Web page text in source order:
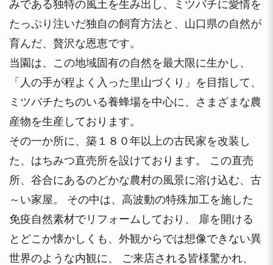
みである独特の風土を生み出し、ミツバチに愛情を
たっぷり注いだ独自の飼育方法と、山口県の自然が
育んだ、贅沢な恩恵です。
当園は、この地域固有の自然を最大限に生かし、
「人の手が程よく入った里山づくり」を目指して、
ミツバチたちのいる養蜂場を中心に、さまざまな農
産物を生産しております。
その一か所に、築１８０年以上の古民家を改装し
た、はちみつ直売所を設けております。 この直売
所、谷合にあるのどかな農村の風景に溶け込む、古
～い家屋。 その中は、高波動の特殊加工を施した
免疫自然素材でリフォームしており、 扉を開ける
とどこか懐かしくも、外観からでは想像できない異
世界のような内観に、 ご来店される皆様驚かれ、